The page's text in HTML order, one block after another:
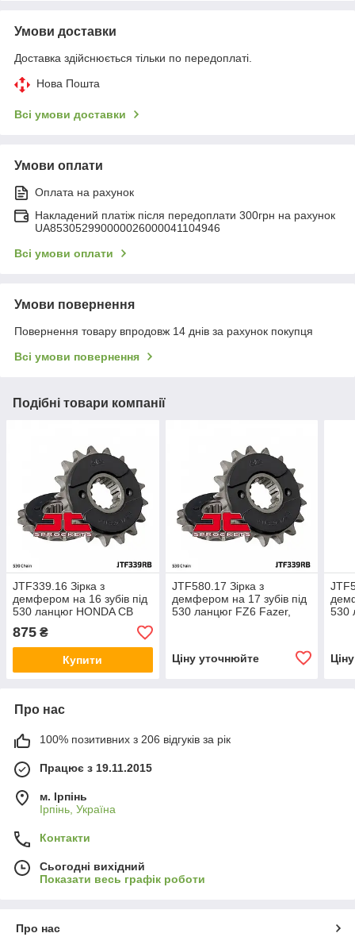
Умови доставки
Доставка здійснюється тільки по передоплаті.
Нова Пошта
Всі умови доставки
Умови оплати
Оплата на рахунок
Накладений платіж після передоплати 300грн на рахунок
UA853052990000026000041104946
Всі умови оплати
Умови повернення
Повернення товару впродовж 14 днів за рахунок покупця
Всі умови повернення
Подібні товари компанії
JTF339.16 Зірка з
демфером на 16 зубів під
530 ланцюг HONDA CB
1100, 1300, CBR 1000,
VFR 800 Sunstar 51216
875 ₴
Купити
JTF580.17 Зірка з
демфером на 17 зубів під
530 ланцюг FZ6 Fazer,
Ціну уточнюйте
530
Про нас
100% позитивних з 206 відгуків за рік
Працює з 19.11.2015
м. Ірпінь
Ірпінь, Україна
Контакти
Сьогодні вихідний
Показати весь графік роботи
Про нас